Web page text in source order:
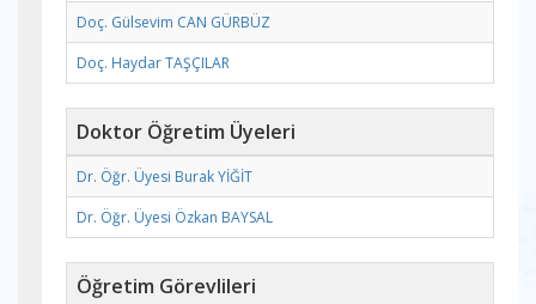
Doç. Gülsevim CAN GÜRBÜZ
Doç. Haydar TAŞÇILAR
Doktor Öğretim Üyeleri
Dr. Öğr. Üyesi Burak YİĞİT
Dr. Öğr. Üyesi Özkan BAYSAL
Öğretim Görevlileri